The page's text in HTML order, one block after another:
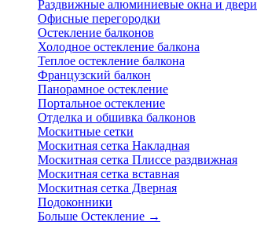
Раздвижные алюминиевые окна и двери
Офисные перегородки
Остекление балконов
Холодное остекление балкона
Теплое остекление балкона
Французский балкон
Панорамное остекление
Портальное остекление
Отделка и обшивка балконов
Москитные сетки
Москитная сетка Накладная
Москитная сетка Плиссе раздвижная
Москитная сетка вставная
Москитная сетка Дверная
Подоконники
Больше Остекление →